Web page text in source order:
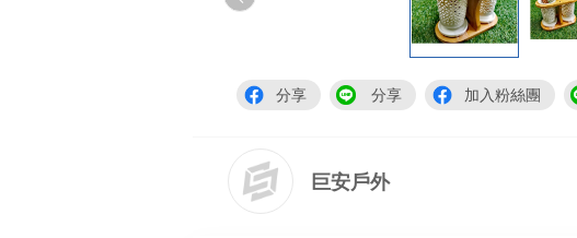
分享 分享 加入粉絲團
巨安戶外